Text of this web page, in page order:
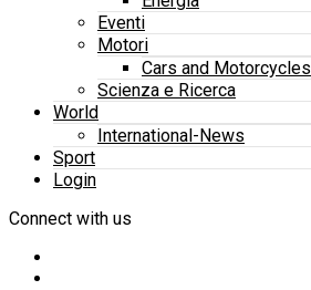
Eventi
Motori
Cars and Motorcycles
Scienza e Ricerca
World
International-News
Sport
Login
Connect with us